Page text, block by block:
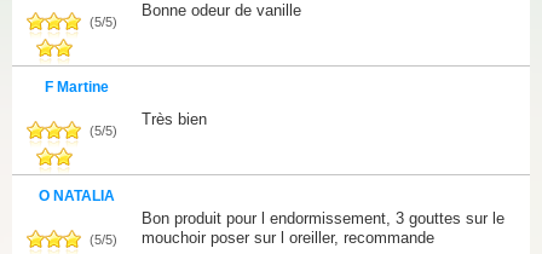
(5/5)
Bonne odeur de vanille
F Martine
(5/5)
Très bien
O NATALIA
(5/5)
Bon produit pour l endormissement, 3 gouttes sur le
mouchoir poser sur l oreiller, recommande